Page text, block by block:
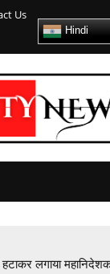
Us
Hindi
लगाया